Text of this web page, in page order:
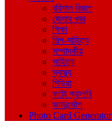
বরিশাল বিভাগ
জেলার খবর
শিক্ষা
শিল্প-সাহিত্য
সম্পাদকীয়
সাহিত্য
স্বাস্থ্য
মিডিয়া
ফটো গ্যালারি
জনদুর্ভোগ
Photo Card Generator